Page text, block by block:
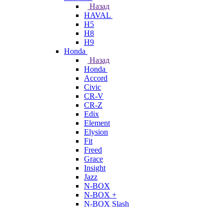
Назад
HAVAL
H5
H8
H9
Honda
Назад
Honda
Accord
Civic
CR-V
CR-Z
Edix
Element
Elysion
Fit
Freed
Grace
Insight
Jazz
N-BOX
N-BOX +
N-BOX Slash